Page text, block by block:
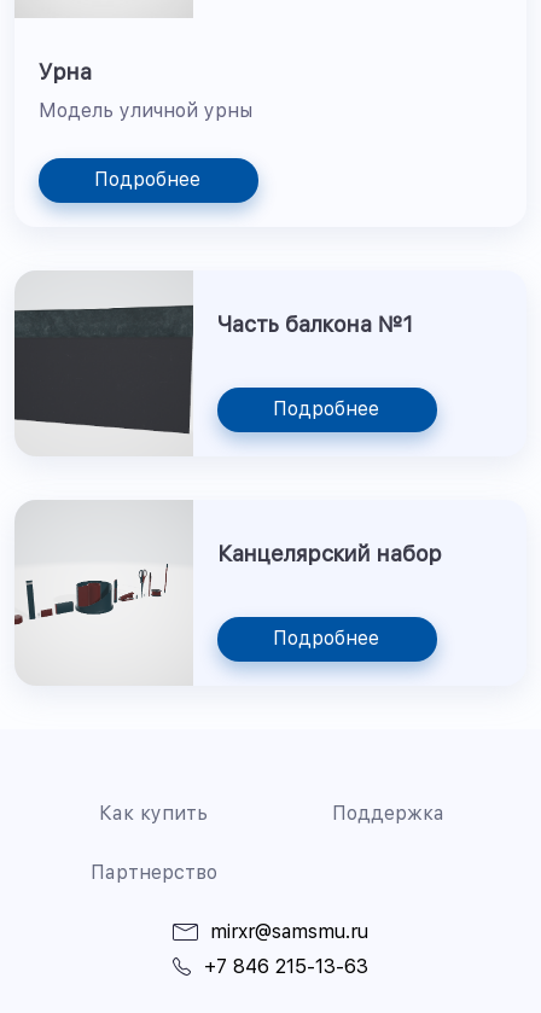
Урна
Модель уличной урны
Подробнее
Часть балкона №1
Подробнее
Канцелярский набор
Подробнее
Как купить Поддержка
Партнерство
mirxr@samsmu.ru
+7 846 215-13-63